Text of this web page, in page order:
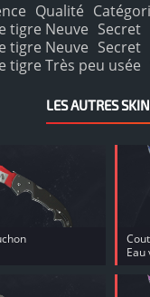
Qualité
tigre Neuve Secret
tigre Neuve Secret
tigre Très peu usée
LES AUTRES
Eau